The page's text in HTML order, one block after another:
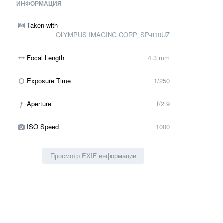
ИНФОРМАЦИЯ
Taken with
OLYMPUS IMAGING CORP. SP-810UZ
Focal Length 4.3 mm
Exposure Time 1/250
f Aperture f/2.9
ISO Speed 1000
Просмотр EXIF информации